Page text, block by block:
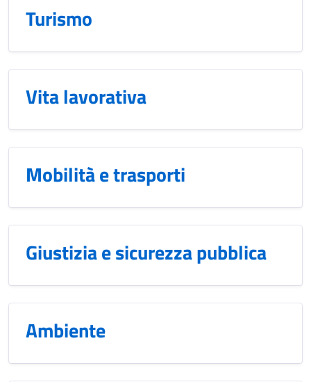
Turismo
Vita lavorativa
Mobilità e trasporti
Giustizia e sicurezza pubblica
Ambiente